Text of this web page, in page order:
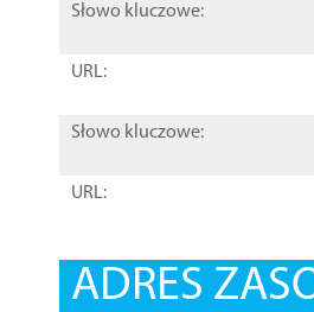
Słowo kluczowe:
URL:
Słowo kluczowe:
URL:
ADRES